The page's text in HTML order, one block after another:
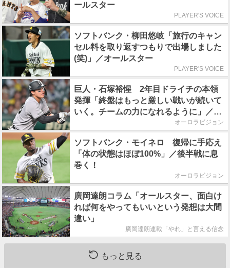
ールスター
PLAYER'S VOICE
ソフトバンク・柳田悠岐「旅行のキャン
セル料を取り返すつもりで出場しました
(笑)」／オールスター
PLAYER'S VOICE
巨人・石塚裕惺 2年目ドライチの本領
発揮「終盤はもっと厳しい戦いが続いて
いく。チームの力になれるように」／後
オーロラビジョン
ソフトバンク・モイネロ 復帰に手応え
「体の状態はほぼ100%」／後半戦に息
巻く！
オーロラビジョン
廣岡達朗コラム「オールスター、面白け
れば何をやってもいいという発想は大間
違い」
廣岡達朗連載「やれ」と言える信念
もっと見る